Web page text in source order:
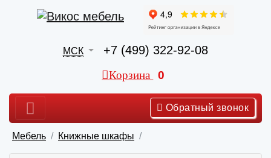
МСК +7 (499) 322-92-08
Корзина 0
Обратный звонок
Мебель Книжные шкафы